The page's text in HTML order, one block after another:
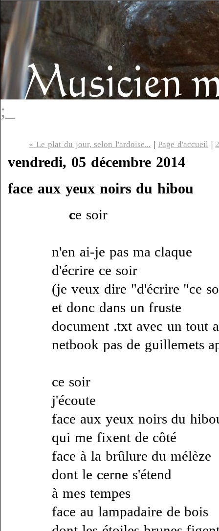
;_
« Le plat du jour, selon l'ardoise... | Page d'accueil |
vendredi, 05 décembre 2014
face aux yeux noirs du hibou
ce soir
n'en ai-je pas ma claque
d'écrire ce soir
(je veux dire "d'écrire "ce
et donc dans un fruste
document .txt avec un tout
netbook pas de guillemets
ce soir
j'écoute
face aux yeux noirs du
qui me fixent de côté
face à la brûlure du mélèze
dont le cerne s'étend
à mes tempes
face au lampadaire de bois